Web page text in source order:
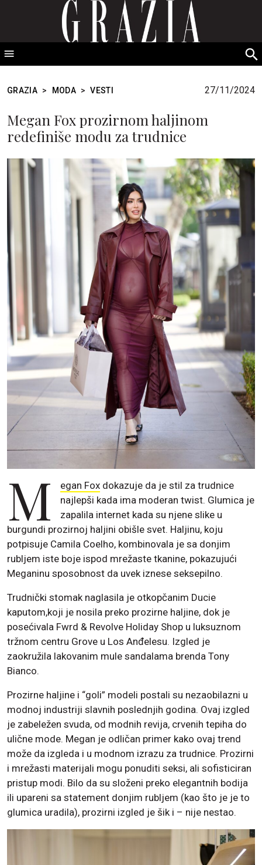
GRAZIA Srbija
GRAZIA > MODA > VESTI 27/11/2024
Megan Fox prozirnom haljinom
redefiniše modu za trudnice
M egan Fox dokazuje da je stil za trudnice
najlepši kada ima moderan twist. Glumica je
zapalila internet kada su njene slike u
burgundi prozirnoj haljini obišle svet. Haljinu, koju
potpisuje Camila Coelho, kombinovala je sa donjim
rubljem iste boje ispod mrežaste tkanine, pokazujući
Meganinu sposobnost da uvek iznese seksepilno.
Trudnički stomak naglasila je otkopčanim Ducie
kaputom,koji je nosila preko prozirne haljine, dok je
posećivala Fwrd & Revolve Holiday Shop u luksuznom
tržnom centru Grove u Los Anđelesu. Izgled je
zaokružila lakovanim mule sandalama brenda Tony
Bianco.
Prozirne haljine i “goli” modeli postali su nezaobilazni u
modnoj industriji slavnih poslednjih godina. Ovaj izgled
je zabeležen svuda, od modnih revija, crvenih tepiha do
ulične mode. Megan je odličan primer kako ovaj trend
može da izgleda i u modnom izrazu za trudnice. Prozirni
i mrežasti materijali mogu ponuditi seksi, ali sofisticiran
pristup modi. Bilo da su složeni preko elegantnih bodija
ili upareni sa statement donjim rubljem (kao što je je to
glumica uradila), prozirni izgled je šik i – nije nestao.